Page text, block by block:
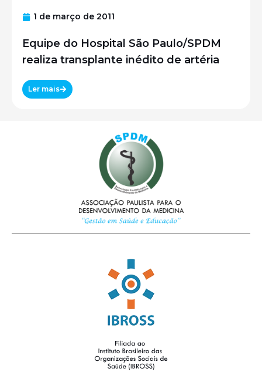
1 de março de 2011
Equipe do Hospital São Paulo/SPDM
realiza transplante inédito de artéria
Ler mais